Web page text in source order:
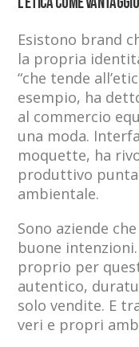
Esistono brand
la propria
“che tende
esempio, ha
al commercio
una moda.
moquette, ha
produttivo
ambientale.
Sono aziende
buone
proprio per
autentico,
solo vendite. E
veri e propri